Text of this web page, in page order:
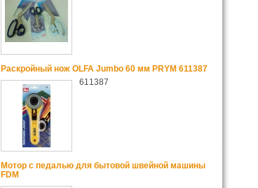
Раскройный нож OLFA Jumbo 60 мм PRYM 611387
611387
Мотор с педалью для бытовой швейной машины
FDM